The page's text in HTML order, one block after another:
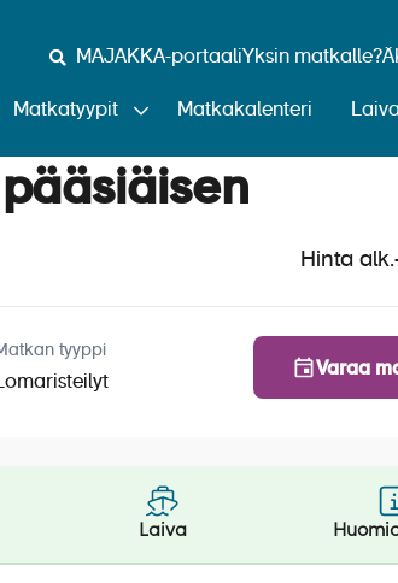
MAJAKKA-portaaliYksin matkalle?
Matkatyypit Matkakalenteri
Hinta alk.
tyyppi
Varaa
Laiva